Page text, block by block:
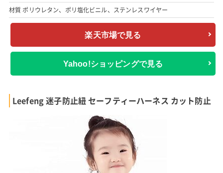
材質 ポリウレタン、ポリ塩化ビニル、ステンレスワイヤー
楽天市場で見る
Yahoo!ショッピングで見る
Leefeng 迷子防止紐 セーフティーハーネス カット防止